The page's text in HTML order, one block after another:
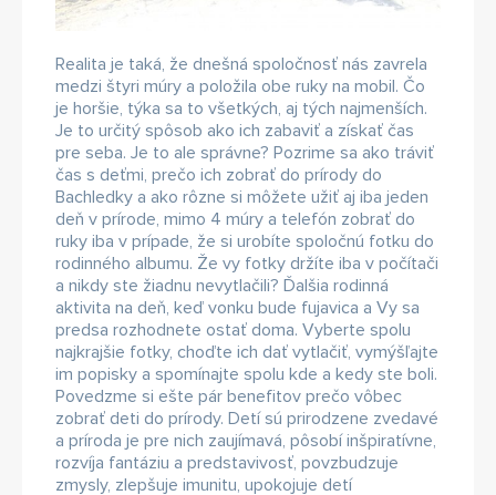
Realita je taká, že dnešná spoločnosť nás zavrela
medzi štyri múry a položila obe ruky na mobil. Čo
je horšie, týka sa to všetkých, aj tých najmenších.
Je to určitý spôsob ako ich zabaviť a získať čas
pre seba. Je to ale správne? Pozrime sa ako tráviť
čas s deťmi, prečo ich zobrať do prírody do
Bachledky a ako rôzne si môžete užiť aj iba jeden
deň v prírode, mimo 4 múry a telefón zobrať do
ruky iba v prípade, že si urobíte spoločnú fotku do
rodinného albumu. Že vy fotky držíte iba v počítači
a nikdy ste žiadnu nevytlačili? Ďalšia rodinná
aktivita na deň, keď vonku bude fujavica a Vy sa
predsa rozhodnete ostať doma. Vyberte spolu
najkrajšie fotky, choďte ich dať vytlačiť, vymýšľajte
im popisky a spomínajte spolu kde a kedy ste boli.
Povedzme si ešte pár benefitov prečo vôbec
zobrať deti do prírody. Detí sú prirodzene zvedavé
a príroda je pre nich zaujímavá, pôsobí inšpiratívne,
rozvíja fantáziu a predstavivosť, povzbudzuje
zmysly, zlepšuje imunitu, upokojuje detí